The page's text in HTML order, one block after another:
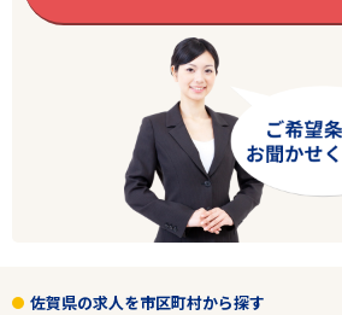
エリアで探す
佐賀
佐賀県の求人を市区町村から探す